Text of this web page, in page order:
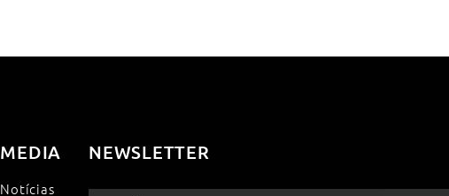
MEDIA
Notícias
NEWSLETTER